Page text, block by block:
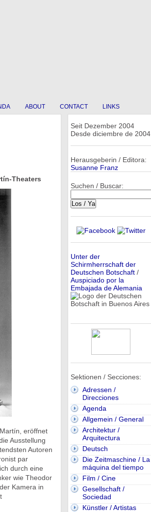
ABOUT CONTACT LINKS
Theaters
eröffnet
Ausstellung
Autoren
par
durch eine
wie Theodor
Kamera in
Seit Dezember 2004
Desde diciembre de 2004
Herausgeberin / Editora:
Susanne Franz
Suchen / Buscar:
Unter der
Schirmherrschaft der
Deutschen Botschaft/
Auspiciado por la
Embajada de Alemania
Sektionen / Secciones:
Adressen /
Direcciones
Agenda
Allgemein / General
Architektur /
Arquitectura
Deutsch
Die Zeitmaschine / La
máquina del tiempo
Film / Cine
Gesellschaft /
Sociedad
Künstler / Artistas